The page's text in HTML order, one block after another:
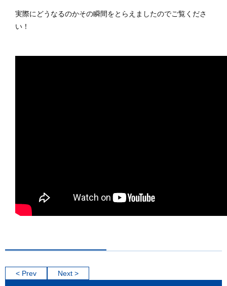
実際にどうなるのかその瞬間をとらえましたのでご覧くださ
い！
< Prev Next >